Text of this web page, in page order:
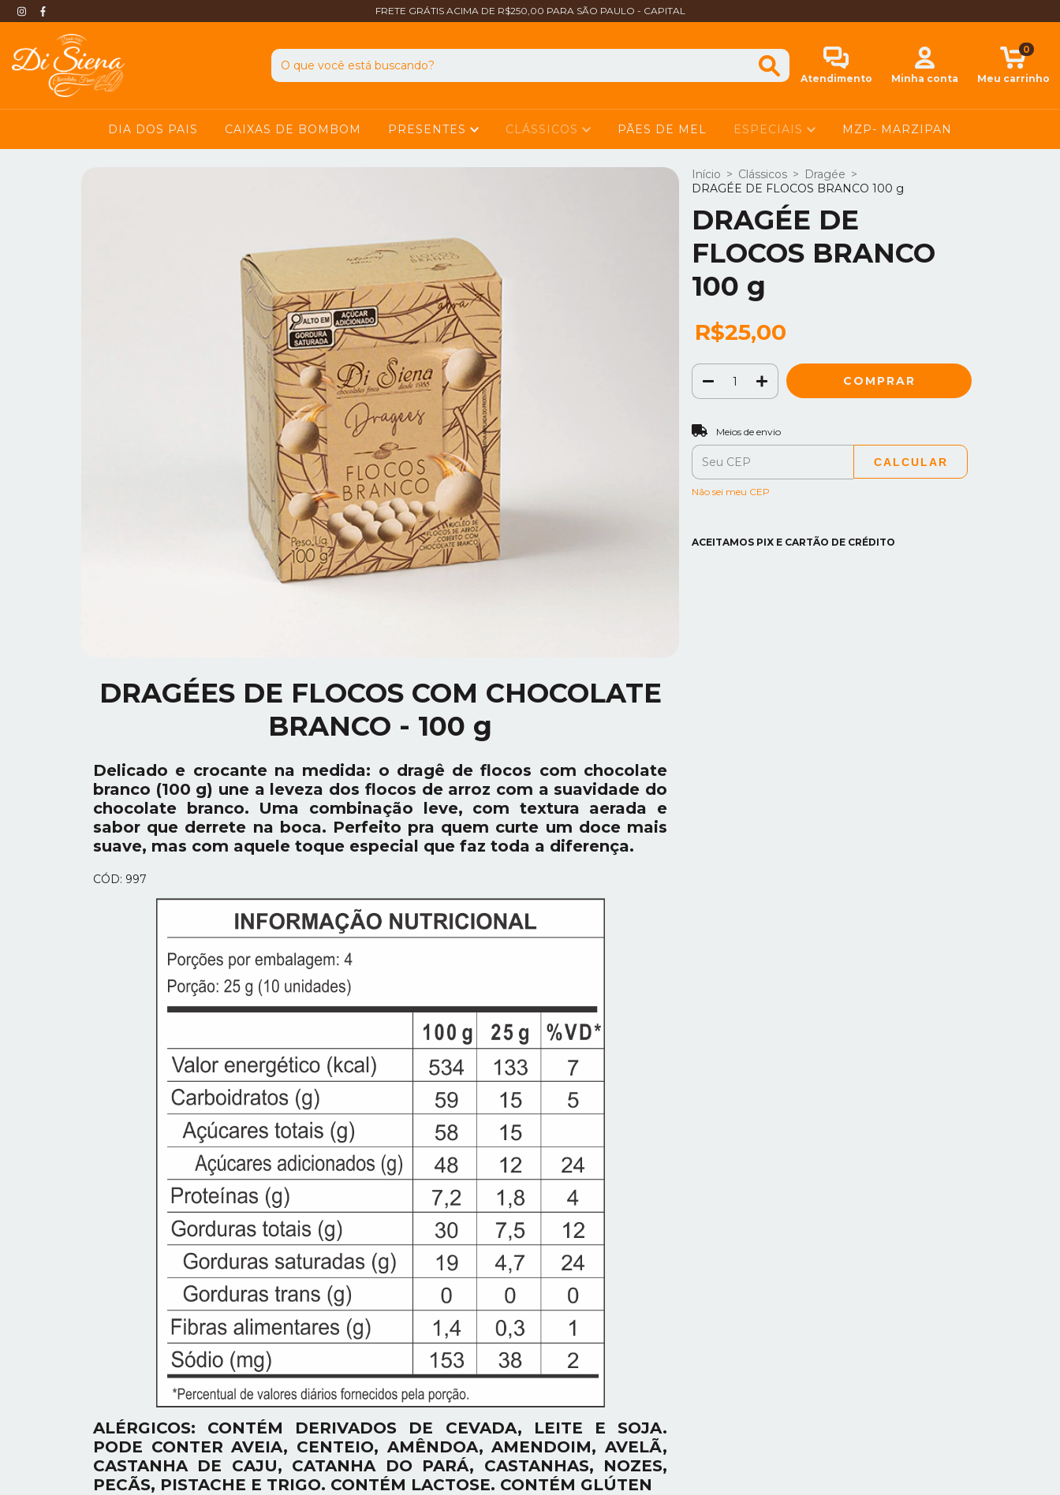
FRETE GRÁTIS ACIMA DE R$250,00 PARA SÃO PAULO - CAPITAL
Atendimento Minha conta Meu carrinho
0
DIA DOS PAIS CAIXAS DE BOMBOM PRESENTES CLÁSSICOS PÃES DE MEL ESPECIAIS MZP- MARZIPAN
DRAGÉES DE FLOCOS COM CHOCOLATE
BRANCO - 100 g
Delicado e crocante na medida: o dragê de flocos com chocolate
branco (100 g) une a leveza dos flocos de arroz com a suavidade do
chocolate branco. Uma combinação leve, com textura aerada e
sabor que derrete na boca. Perfeito pra quem curte um doce mais
suave, mas com aquele toque especial que faz toda a diferença.
CÓD: 997
ALÉRGICOS: CONTÉM DERIVADOS DE CEVADA, LEITE E SOJA.
PODE CONTER AVEIA, CENTEIO, AMÊNDOA, AMENDOIM, AVELÃ,
CASTANHA DE CAJU, CATANHA DO PARÁ, CASTANHAS, NOZES,
PECÃS, PISTACHE E TRIGO. CONTÉM LACTOSE. CONTÉM GLÚTEN
Início > Clássicos > Dragée >
DRAGÉE DE FLOCOS BRANCO 100 g
DRAGÉE DE
FLOCOS BRANCO
100 g
R$25,00
Entregas para o CEP:
Meios de envio
CALCULAR
Não sei meu CEP
ACEITAMOS PIX E CARTÃO DE CRÉDITO